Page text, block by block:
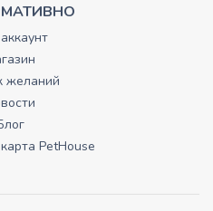
желаний
PetHouse